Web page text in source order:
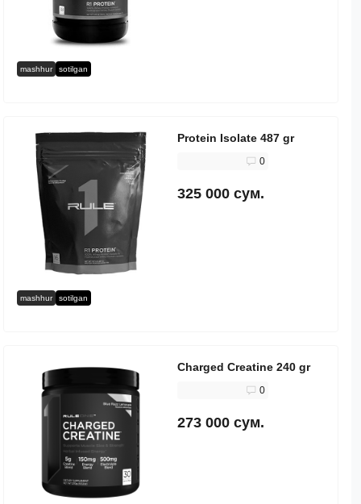
mashhur sotilgan
mashhur sotilgan
Protein Isolate 487 gr
0
325 000 сум.
Charged Creatine 240 gr
0
273 000 сум.